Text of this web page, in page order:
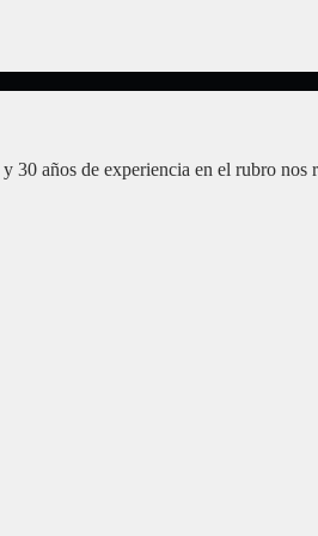
y 30 años de experiencia en el rubro nos